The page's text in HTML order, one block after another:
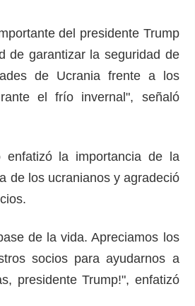
del presidente Trump
de garantizar la seguridad de
de Ucrania frente a los
el frío invernal", señaló
la importancia de la
de los ucranianos y agradeció
de la vida. Apreciamos los
socios para ayudarnos a
presidente Trump!", enfatizó